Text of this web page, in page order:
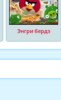
Энгри бердз